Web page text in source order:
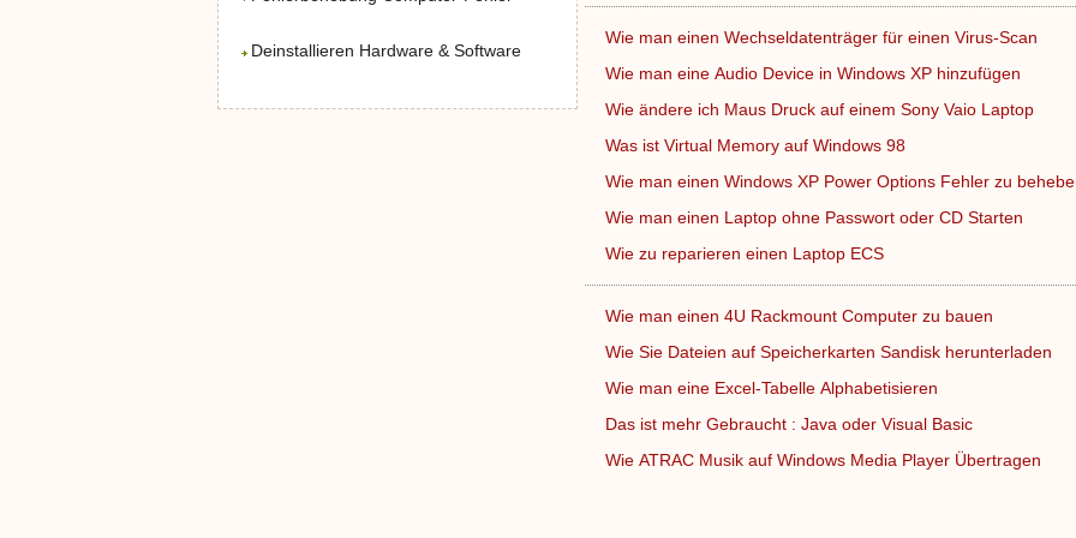
Deinstallieren Hardware & Software
Wie man einen Wechseldatenträger für einen Virus-Scan
Wie man eine Audio Device in Windows XP hinzufügen
Wie ändere ich Maus Druck auf einem Sony Vaio Laptop
Was ist Virtual Memory auf Windows 98
Wie man einen Windows XP Power Options Fehler zu
Wie man einen Laptop ohne Passwort oder CD Starten
Wie zu reparieren einen Laptop ECS
Wie man einen 4U Rackmount Computer zu bauen
Wie Sie Dateien auf Speicherkarten Sandisk herunterladen
Wie man eine Excel-Tabelle Alphabetisieren
Das ist mehr Gebraucht : Java oder Visual Basic
Wie ATRAC Musik auf Windows Media Player Übertragen